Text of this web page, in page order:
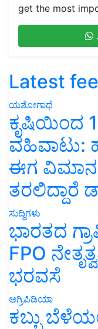
get the most
Latest
ಯಶೋಗಾಥೆ
ಕೃಷಿಯಿಂದ
ವಹಿವಾಟು:
ಈಗ
ತರಲಿದ್ದಾರೆ
ಸುದ್ದಿಗಳು
ಭಾರತದ
FPO
ಭರವಸೆ
ಅಗ್ರಿಪಿಡಿಯಾ
ಕಬ್ಬು